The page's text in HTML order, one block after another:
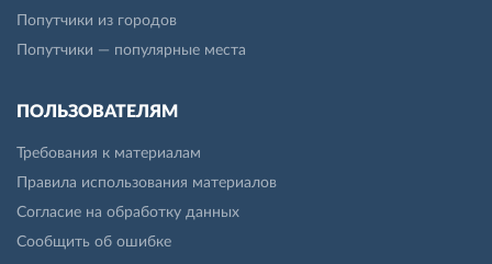
Попутчики из городов
Попутчики — популярные места
ПОЛЬЗОВАТЕЛЯМ
Требования к материалам
Правила использования материалов
Согласие на обработку данных
Сообщить об ошибке